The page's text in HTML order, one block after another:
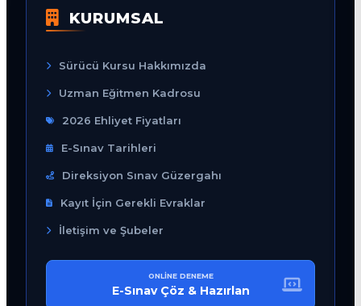
KURUMSAL
Sürücü Kursu Hakkımızda
Uzman Eğitmen Kadrosu
2026 Ehliyet Fiyatları
E-Sınav Tarihleri
Direksiyon Sınav Güzergahı
Kayıt İçin Gerekli Evraklar
İletişim ve Şubeler
ONLINE DENEME
E-Sınav Çöz & Hazırlan